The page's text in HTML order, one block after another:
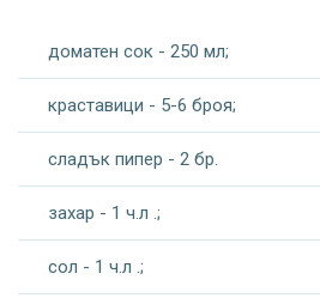
доматен сок - 250 мл;
краставици - 5-6 броя;
сладък пипер - 2 бр.
захар - 1 ч.л .;
сол - 1 ч.л .;